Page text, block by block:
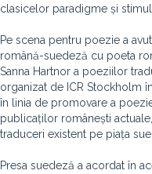
clasicelor paradigme și
Pe scena pentru poezie a
română-suedeză cu poeta
Sanna Hartnor a poeziilor
organizat de ICR Stockholm
în linia de promovare a
publicaților românești
traduceri existent pe piața
Presa suedeză a acordat în